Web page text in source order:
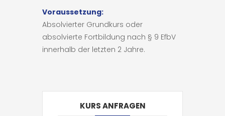
Voraussetzung:
Absolvierter Grundkurs oder
absolvierte Fortbildung nach § 9 EfbV
innerhalb der letzten 2 Jahre.
KURS ANFRAGEN